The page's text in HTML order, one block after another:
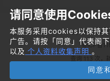
广场
你正在使用什么哪个厂商的
广场
大家好啊，签到一下
Copyright ©
粤ICP备
查询 113 次，
请同意使用
本服务采用cookies以保持
广告。请按「同意」代表阁
以及 个人资料收集声明 。
同意